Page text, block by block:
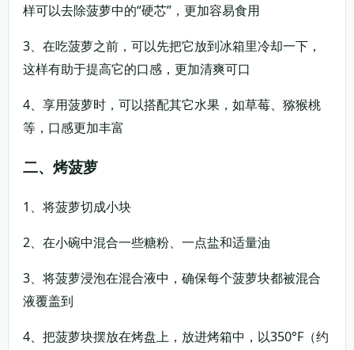
样可以去除菠萝中的“硬芯”，更加容易食用
3、在吃菠萝之前，可以先把它放到冰箱里冷却一下，
这样有助于提高它的口感，更加清爽可口
4、享用菠萝时，可以搭配其它水果，如草莓、猕猴桃
等，口感更加丰富
二、烤菠萝
1、将菠萝切成小块
2、在小碗中混合一些糖粉、一点盐和适量油
3、将菠萝浸泡在混合液中，确保每个菠萝块都被混合
液覆盖到
4、把菠萝块摆放在烤盘上，放进烤箱中，以350°F（约